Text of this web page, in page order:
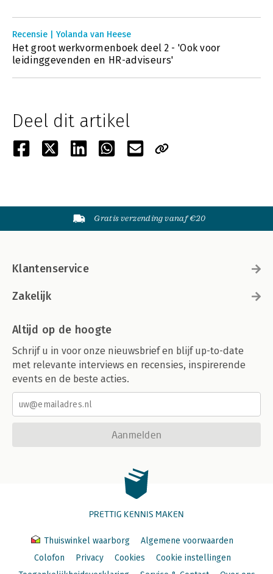
Recensie | Yolanda van Heese
Het groot werkvormenboek deel 2 - 'Ook voor
leidinggevenden en HR-adviseurs'
Deel dit artikel
Gratis verzending vanaf €20
Klantenservice
Zakelijk
Altijd op de hoogte
Schrijf u in voor onze nieuwsbrief en blijf up-to-date
met relevante interviews en recensies, inspirerende
events en de beste acties.
Aanmelden
PRETTIG KENNIS MAKEN
Thuiswinkel waarborg
Algemene voorwaarden
Colofon
Privacy Cookies
Cookie instellingen